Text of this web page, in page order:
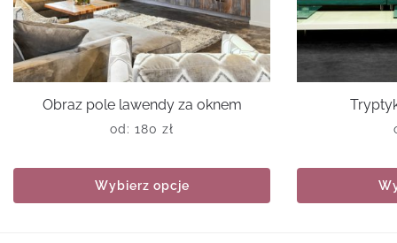
Obraz pole lawendy za oknem
od: 180 zł
Wybierz opcje